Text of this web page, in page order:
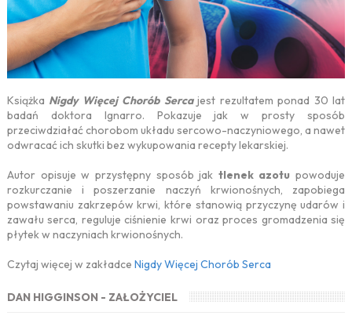
Książka Nigdy Więcej Chorób Sercajest rezultatem ponad 30 lat
badań doktora Ignarro. Pokazuje jak w prosty sposób
przeciwdziałać chorobom układu sercowo-naczyniowego, a nawet
odwracać ich skutki bez wykupowania recepty lekarskiej.
Autor opisuje w przystępny sposób jak tlenek azotu powoduje
rozkurczanie i poszerzanie naczyń krwionośnych, zapobiega
powstawaniu zakrzepów krwi, które stanowią przyczynę udarów i
zawału serca, reguluje ciśnienie krwi oraz proces gromadzenia się
płytek w naczyniach krwionośnych.
Czytaj więcej w zakładce Nigdy Więcej Chorób Serca
DAN HIGGINSON - ZAŁOŻYCIEL